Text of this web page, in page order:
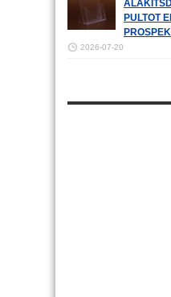
PULTOT
2026-07-20